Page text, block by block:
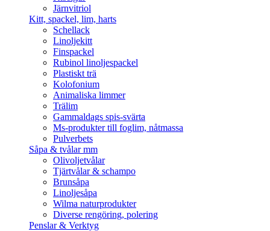
Järnvitriol
Kitt, spackel, lim, harts
Schellack
Linoljekitt
Finspackel
Rubinol linoljespackel
Plastiskt trä
Kolofonium
Animaliska limmer
Trälim
Gammaldags spis-svärta
Ms-produkter till foglim, nåtmassa
Pulverbets
Såpa & tvålar mm
Olivoljetvålar
Tjärtvålar & schampo
Brunsåpa
Linoljesåpa
Wilma naturprodukter
Diverse rengöring, polering
Penslar & Verktyg